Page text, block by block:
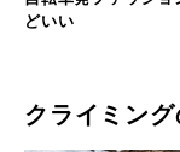
どいい
クライミン